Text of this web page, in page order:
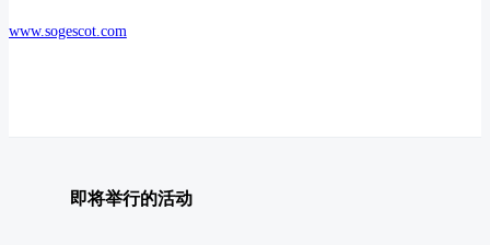
www.sogescot.com
即将举行的活动